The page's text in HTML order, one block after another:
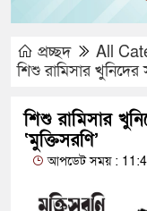
প্রচ্ছদ All
শিশু রামিসার খুনিদের
শিশু রামিসার
‘মুক্তিসরণি’
আপডেট সময় :